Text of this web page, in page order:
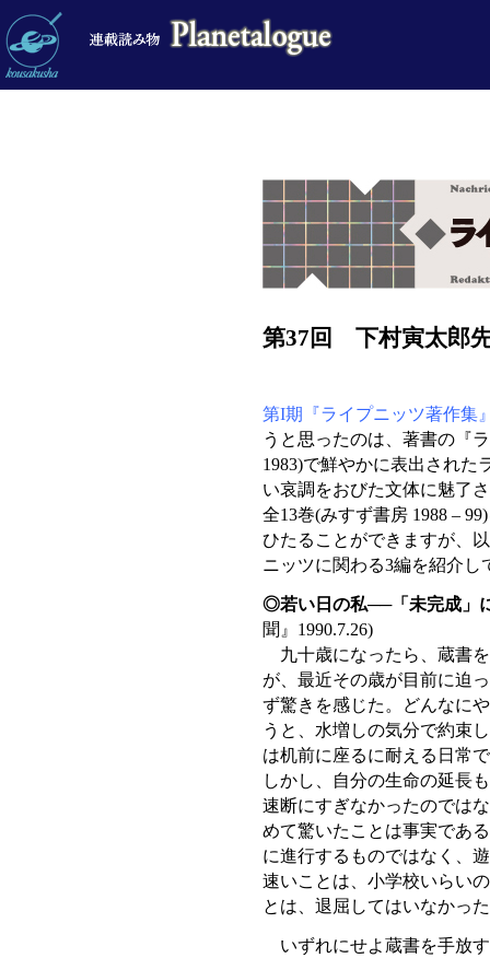
第37回 下村寅太郎
第I期『ライプニッツ著作集
うと思ったのは、著書の『
1983)で鮮やかに表出された
い哀調をおびた文体に魅了
全13巻(みすず書房 1988 –
ひたることができますが、
ニッツに関わる3編を紹介
◎若い日の私──「未完成」
聞』1990.7.26)
九十歳になったら、蔵書
が、最近その歳が目前に迫
ず驚きを感じた。どんなに
うと、水増しの気分で約束
は机前に座るに耐える日常
しかし、自分の生命の延長
速断にすぎなかったのでは
めて驚いたことは事実であ
に進行するものではなく、
速いことは、小学校いらい
とは、退屈してはいなかっ
いずれにせよ蔵書を手放